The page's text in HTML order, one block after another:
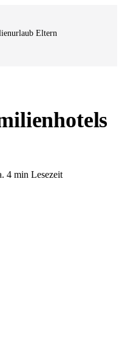
Eltern
4 min Lesezeit